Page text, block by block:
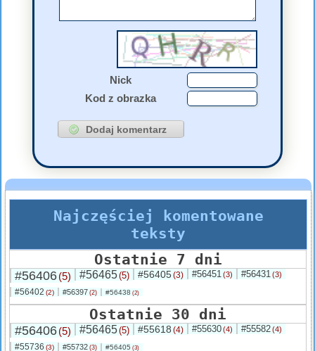
Nick
Kod z obrazka
Najczęściej komentowane
teksty
Ostatnie 7 dni
#56406(5) #56465(5) #56405(3) #56451(3) #56431(3)
#56402 (2) #56397 (2) #56438 (2)
Ostatnie 30 dni
#56406(5) #56465(5) #55618 (4) #55630(4) #55582(4)
#55736 (3) #55732 (3) #56405 (3)